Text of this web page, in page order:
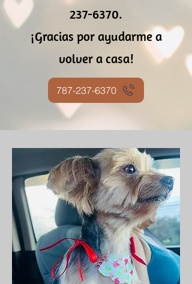
237-6370.
¡Gracias por ayudarme a
volver a casa!
787-237-6370